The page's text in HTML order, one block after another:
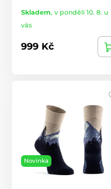
Skladem, v pondělí 10. 8. u
vás
999 Kč
Novinka